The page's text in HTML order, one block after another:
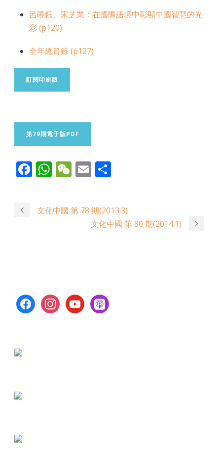
呂曉鈺、宋芝業：在國際語境中彰顯中國智慧的光
彩 (p120)
全年總目錄 (p127)
訂閱印刷版
第79期電子版PDF
Facebook
WhatsApp
WeChat
Email
文化中國 第 78 期(2013.3)
文化中國 第 80 期(2014.1)
facebookinstagramyoutubeapple-
podcasts